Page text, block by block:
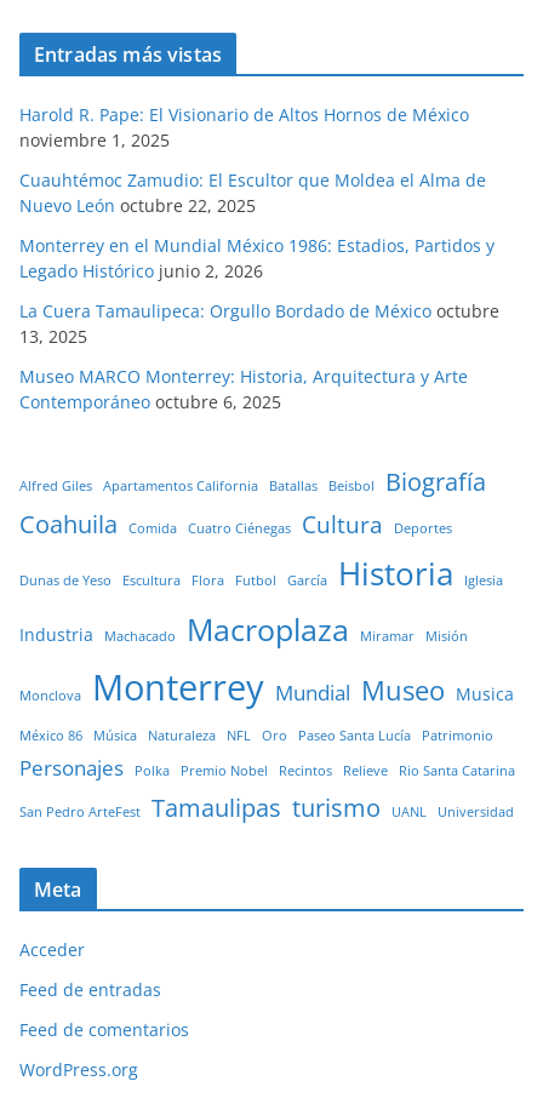
Entradas más vistas
Harold R. Pape: El Visionario de Altos Hornos de México
noviembre 1, 2025
Cuauhtémoc Zamudio: El Escultor que Moldea el Alma de
Nuevo León octubre 22, 2025
Monterrey en el Mundial México 1986: Estadios, Partidos y
Legado Histórico junio 2, 2026
La Cuera Tamaulipeca: Orgullo Bordado de México octubre
13, 2025
Museo MARCO Monterrey: Historia, Arquitectura y Arte
Contemporáneo octubre 6, 2025
Alfred Giles Apartamentos California Batallas Beisbol
Biografía
Coahuila
Comida Cuatro Ciénegas Cultura Deportes
Dunas de Yeso Escultura Flora Futbol García Historia Iglesia
Industria Machacado Macroplaza Miramar Misión
Monclova Monterrey Mundial Museo Musica
México 86 Música Naturaleza NFL Oro Paseo Santa Lucía Patrimonio
Personajes Polka Premio Nobel Recintos Relieve Rio Santa Catarina
San Pedro ArteFest Tamaulipas turismo UANL Universidad
Meta
Acceder
Feed de entradas
Feed de comentarios
WordPress.org